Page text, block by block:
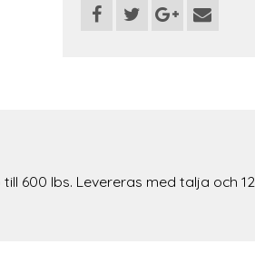
600 lbs. Levereras med talja och